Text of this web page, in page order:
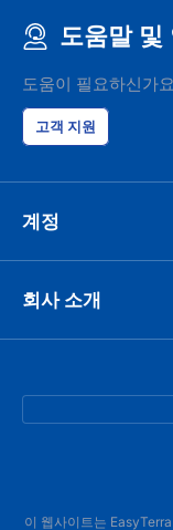
도움말 및
도움이 필요하신가
고객 지원
계정
회사 소개
이 웹사이트는